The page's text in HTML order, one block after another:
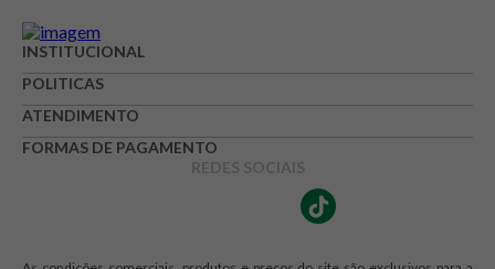
INSTITUCIONAL
POLITICAS
ATENDIMENTO
FORMAS DE PAGAMENTO
REDES SOCIAIS